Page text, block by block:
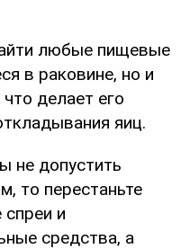
любые пищевые
в раковине, но и
делает его
яиц.
не допустить
то перестаньте
и
средства, а